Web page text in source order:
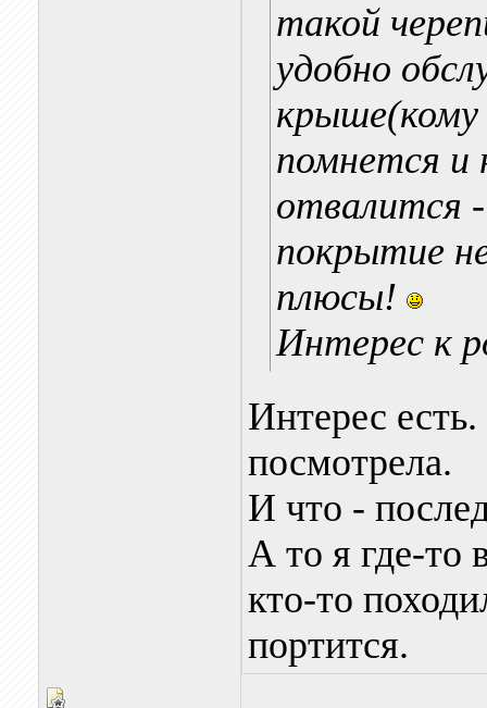
такой
удобно
крыше(кому
помнется и
отвалится
покрытие
плюсы!
Интерес к
Интерес
посмотрела.
И что -
А то я где-то
кто-то
портится.